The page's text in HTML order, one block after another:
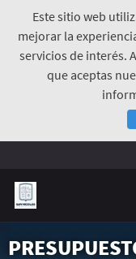
Este sitio web
mejorar la
servicios de interés.
que aceptas